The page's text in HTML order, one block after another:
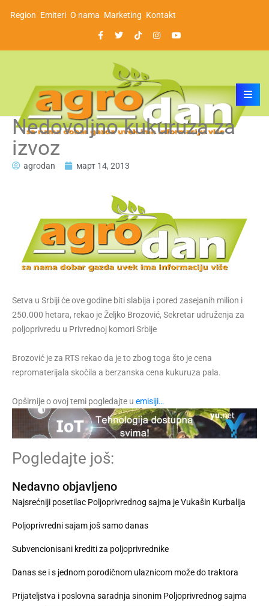
Region Emiteri O nama Marketing Kontakt
Nedovoljno kukuruza za
izvoz
agrodan март 14, 2013
Setva u Srbiji će ove godine biti slabija i pored zasejanih milion i
250.000 hetara, rekao je Željko Brozović, Sekretar udruženja za
poljoprivredu u Privrednoj komori Srbije
Brozović je za RTS rekao da je to zbog toga što je cena
repromaterijala skočila a berzanska cena kukuruza pala.
Opširnije o ovoj temi pogledajte u emisiji…
Pogledajte još:
Nedavno objavljeno
Najsrećniji posetilac Poljoprivrednog sajma je Vukašin Kurbalija
Poljoprivredni sajam još samo danas
Subvencionisani krediti za poljoprivrednike
Danas se i s jednom porodičnom ulaznicom može do traktora
Prijateljstva i poslovna saradnja sinonim Poljoprivrednog sajma